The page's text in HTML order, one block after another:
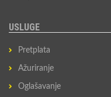
USLUGE
Pretplata
Ažuriranje
Oglašavanje